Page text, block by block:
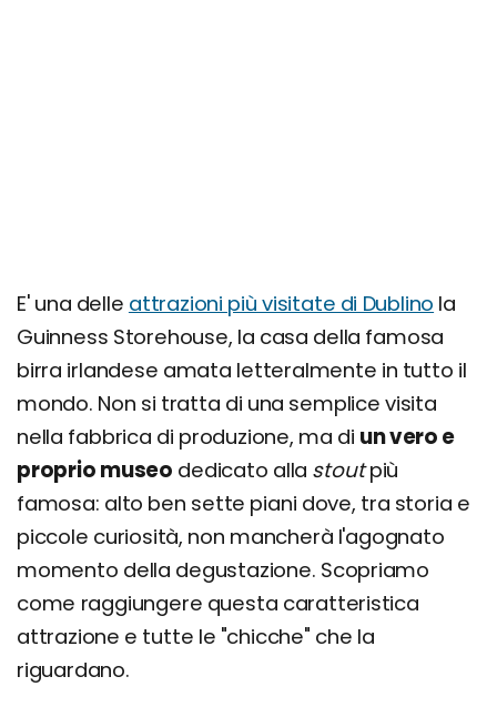
E' una delle attrazioni più visitate di Dublino la
Guinness Storehouse, la casa della famosa
birra irlandese amata letteralmente in tutto il
mondo. Non si tratta di una semplice visita
nella fabbrica di produzione, ma di un vero e
proprio museo dedicato alla stoutpiù
famosa: alto ben sette piani dove, tra storia e
piccole curiosità, non mancherà l'agognato
momento della degustazione. Scopriamo
come raggiungere questa caratteristica
attrazione e tutte le "chicche" che la
riguardano.